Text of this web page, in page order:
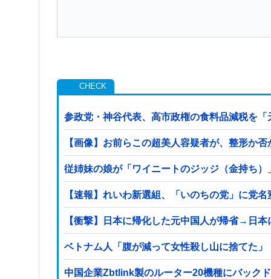
参政党・神谷代表、高市政権の食料品減税を
【画像】お前らこの超美人容疑者が、整形か
従姉妹の娘が「ワイニートのジッジ（金持ち
【速報】れいわ新選組、「いのちの党」に党名
【衝撃】日本に帰化した元中国人が帰省→日
ベトナム人「腹が減って女性殺し山に捨てた」
中国企業Zbtlink製のルーター20機種にバック